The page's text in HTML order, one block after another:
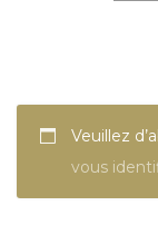
Veuillez
vous